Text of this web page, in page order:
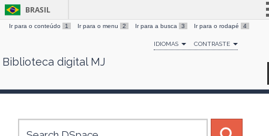
Skip
BRASIL
Simplifique!
Comunica BR
Canais
Ir para o conteúdo 1 Ir para o menu 2 Ir para a busca 3 Ir para o rodapé 4
IDIOMAS CONTRASTE
Biblioteca digital MJ